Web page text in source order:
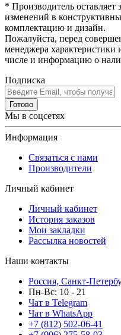
* Производитель оставляет
изменений в
комплектацию и дизайн.
Пожалуйста, перед
менеджера характеристики
числе и информацию о
Подписка
Готово
Мы в соцсетях
Информация
Связаться с нами
Производители
Личный кабинет
Личный кабинет
История заказов
Мои закладки
Рассылка новостей
Наши контакты
Россия, Санкт-
Пн-Вс: 10 - 21
Чат в Telegram
Чат в WhatsApp
+7 (812) 502-06-41